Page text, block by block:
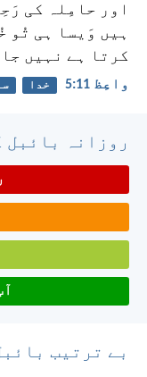
اور حامِلہ کی
ہیں وَیسا ہی تُو
کرتا ہے نہیں
واعِظ 11:‏5 خدا
روزانہ بائبل
بے ترتیب